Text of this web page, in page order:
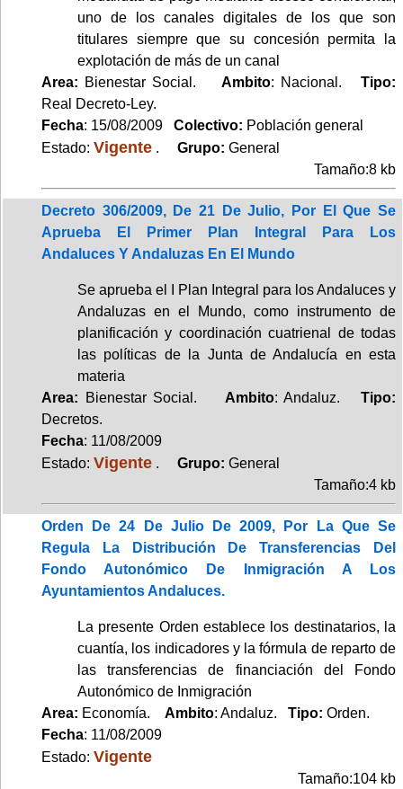
uno de los canales digitales de los que son
titulares siempre que su concesión permita la
explotación de más de un canal
Area: Bienestar Social. Ambito: Nacional. Tipo:
Real Decreto-Ley.
Fecha: 15/08/2009 Colectivo: Población general
Estado: Vigente . Grupo: General
Tamaño:8 kb
Decreto 306/2009, De 21 De Julio, Por El Que Se
Aprueba El Primer Plan Integral Para Los
Andaluces Y Andaluzas En El Mundo
Se aprueba el I Plan Integral para los Andaluces y
Andaluzas en el Mundo, como instrumento de
planificación y coordinación cuatrienal de todas
las políticas de la Junta de Andalucía en esta
materia
Area: Bienestar Social. Ambito: Andaluz.Tipo:
Decretos.
Fecha: 11/08/2009
Estado: Vigente . Grupo: General
Tamaño:4 kb
Orden De 24 De Julio De 2009, Por La Que Se
Regula La Distribución De Transferencias Del
Fondo Autonómico De Inmigración A Los
Ayuntamientos Andaluces.
La presente Orden establece los destinatarios, la
cuantía, los indicadores y la fórmula de reparto de
las transferencias de financiación del Fondo
Autonómico de Inmigración
Area: Economía. Ambito: Andaluz. Tipo: Orden.
Fecha: 11/08/2009
Estado: Vigente
Tamaño:104 kb